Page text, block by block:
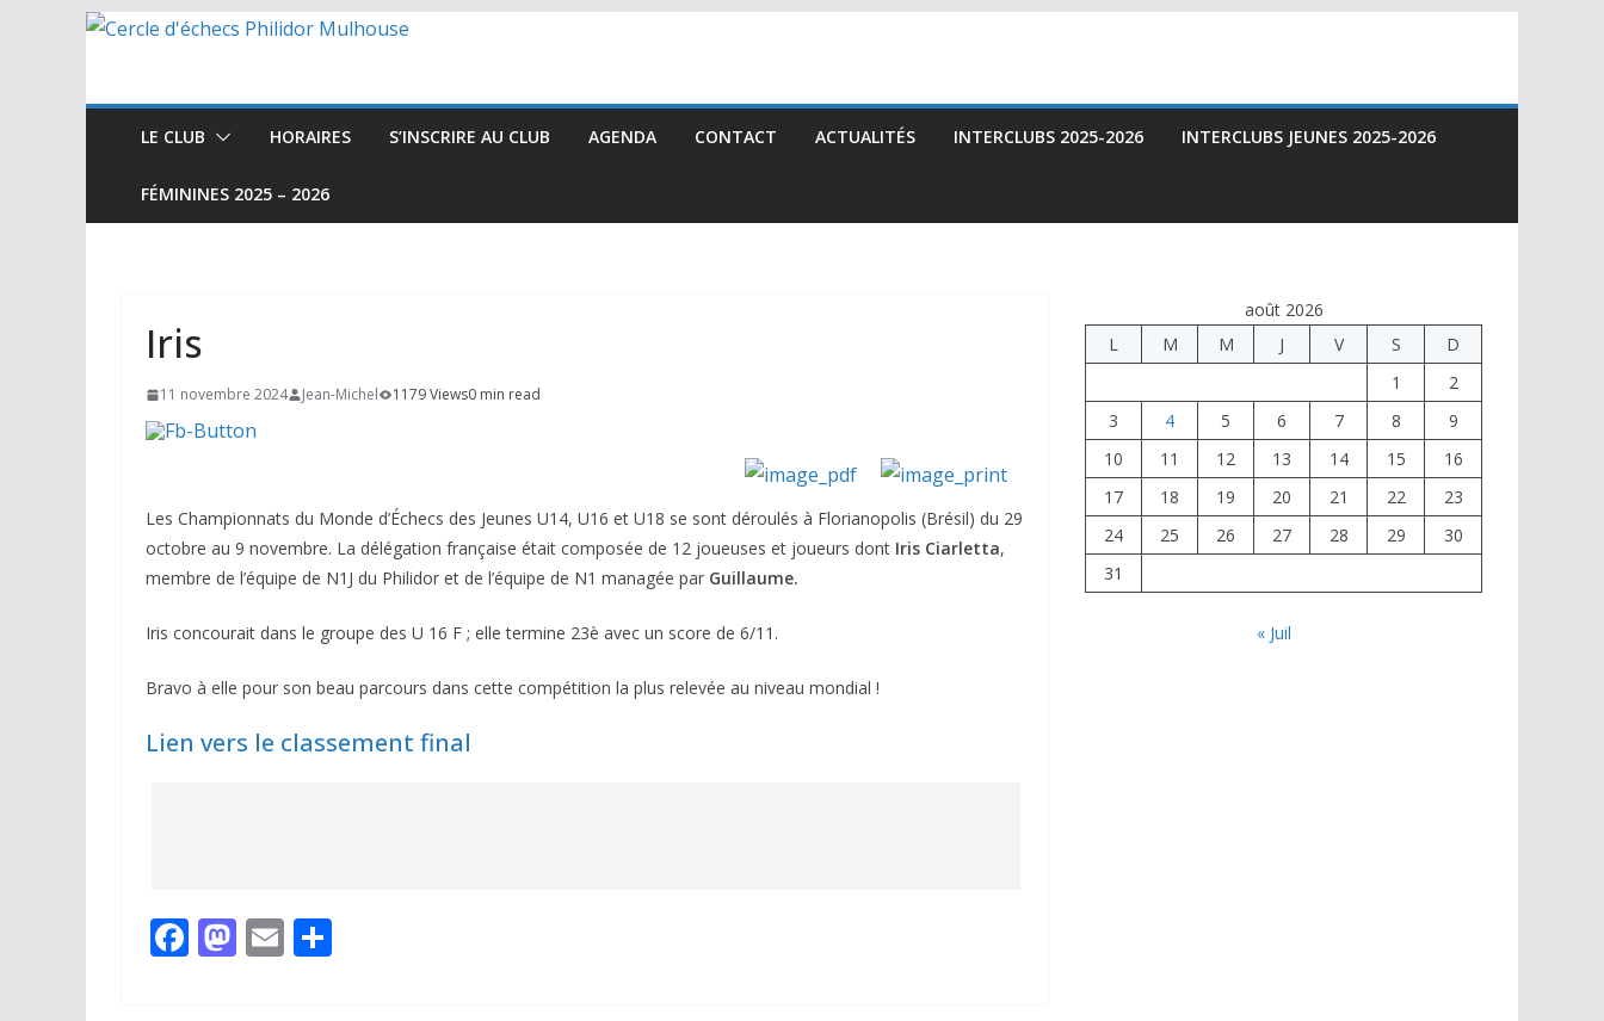
Passer
LE CLUB HORAIRES S’INSCRIRE AU CLUB AGENDA CONTACT ACTUALITÉS INTERCLUBS 2025-2026 INTERCLUBS JEUNES 2025-2026
FÉMININES 2025 – 2026
Iris
11 novembre 2024 Jean-Michel 1179 Views0 min read
Les Championnats du Monde d’Échecs des Jeunes U14, U16 et U18 se sont déroulés à Florianopolis (Brésil) du 29
octobre au 9 novembre. La délégation française était composée de 12 joueuses et joueurs dont Iris Ciarletta,
membre de l’équipe de N1J du Philidor et de l’équipe de N1 managée par Guillaume.
Iris concourait dans le groupe des U 16 F ; elle termine 23è avec un score de 6/11.
Bravo à elle pour son beau parcours dans cette compétition la plus relevée au niveau mondial !
Lien vers le classement final
F M E
août 2026
L
M M J V S
D
1
2
3
4 5 6 7 8
9
10
11 12 13 14 15
16
17
18 19 20 21 22
23
24
25 26 27 28 29
30
31
« Juil